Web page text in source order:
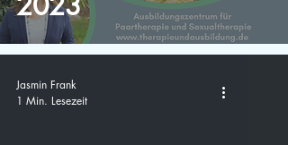
Jasmin Frank
1 Min. Lesezeit